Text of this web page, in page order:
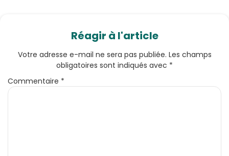
Réagir à l'article
Votre adresse e-mail ne sera pas publiée. Les champs
obligatoires sont indiqués avec *
Commentaire *